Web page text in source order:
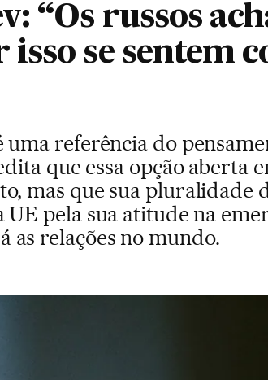
“Os russos
isso se sentem
uma referência do
que essa opção aberta
mas que sua pluralidade
UE pela sua atitude na
as relações no mundo.